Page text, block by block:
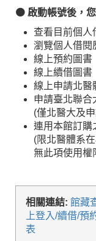
🟠 啟動帳號後，
查看目前個人
瀏覽個人借閱
線上預約圖書
線上續借圖書
線上申請北醫
申請臺北聯合
(僅北醫大及
連用本館訂購
(限北醫體系
無此項使用權
相關連結: 館藏
上登入/續借/預
表